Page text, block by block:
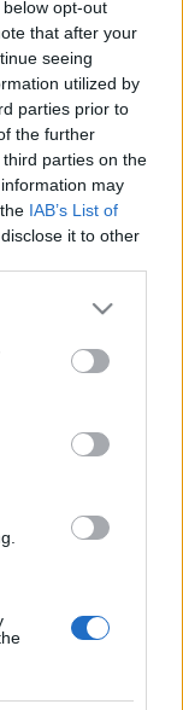
opt-out
that after your
seeing
utilized by
parties prior to
the further
parties on the
may
IAB’s List of
it to other
or more Google
may click to
party tags to
in below Google
is muszáj
öregebb bort
már egyszer
szombatjára
közönség
a
a
of Tuscany
sorozat
sajtónak szánt